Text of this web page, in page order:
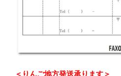
＜りんご地方発送承ります＞